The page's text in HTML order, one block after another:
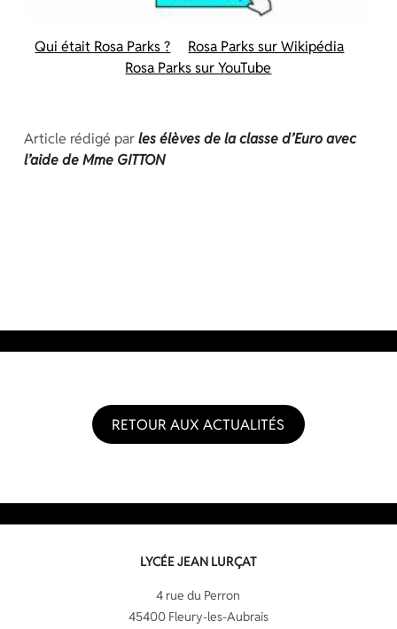
Qui était Rosa Parks ?
Rosa Parks sur Wikipédia
Rosa Parks sur YouTube
Article rédigé parles élèves de la classe d’Euro avec
l’aide de Mme GITTON
RETOUR AUX ACTUALITÉS
LYCÉE JEAN LURÇAT
4 rue du Perron
45400 Fleury-les-Aubrais